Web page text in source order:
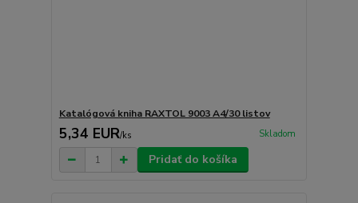
Katalógová kniha RAXTOL 9003 A4/30 listov
5,34 EUR/ks Skladom
Pridať do košíka